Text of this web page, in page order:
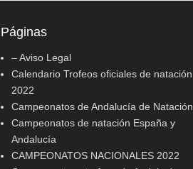
Páginas
– Aviso Legal
Calendario Trofeos oficiales de natación
2022
Campeonatos de Andalucía de Natación
Campeonatos de natación España y
Andalucía
CAMPEONATOS NACIONALES 2022